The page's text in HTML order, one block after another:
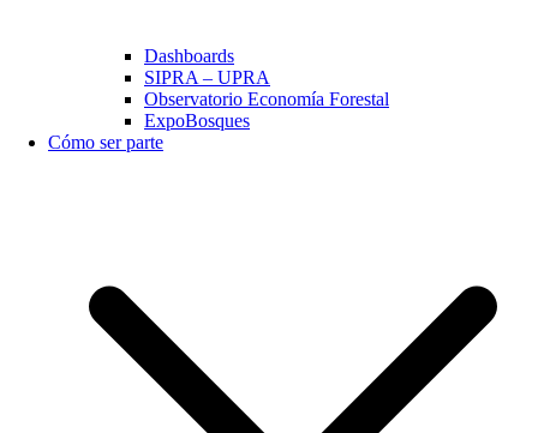
Dashboards
SIPRA – UPRA
Observatorio Economía Forestal
ExpoBosques
Cómo ser parte